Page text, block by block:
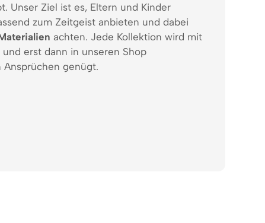
Unser Ziel ist es, Eltern und Kinder
zum Zeitgeist anbieten und dabei
achten. Jede Kollektion wird mit
erst dann in unseren Shop
genügt.